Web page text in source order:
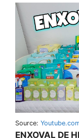
Source:
ENXOVAL DE